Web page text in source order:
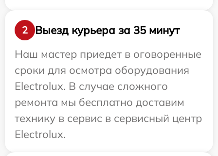
2
Выезд курьера за 35 минут
Наш мастер приедет в оговоренные
сроки для осмотра оборудования
Electrolux. В случае сложного
ремонта мы бесплатно доставим
технику в сервис в сервисный центр
Electrolux.